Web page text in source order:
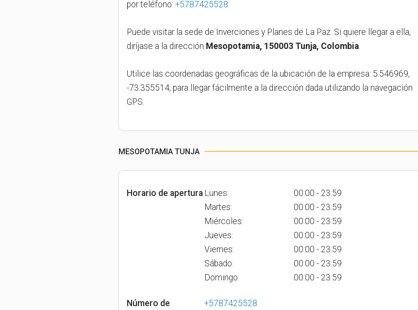
por teléfono: +5787425528
Puede visitar la sede de Inverciones y Planes de La Paz. Si quiere llegar a ella,
diríjase a la dirección Mesopotamia, 150003 Tunja, Colombia
Utilice las coordenadas geográficas de la ubicación de la empresa: 5.546969,
-73.355514, para llegar fácilmente a la dirección dada utilizando la navegación
GPS.
MESOPOTAMIA TUNJA
Horario de apertura Lunes:
00:00 - 23:59
Martes:
00:00 - 23:59
Miércoles:
00:00 - 23:59
Jueves:
00:00 - 23:59
Viernes:
00:00 - 23:59
Sábado:
00:00 - 23:59
Domingo:
00:00 - 23:59
Número de
+5787425528